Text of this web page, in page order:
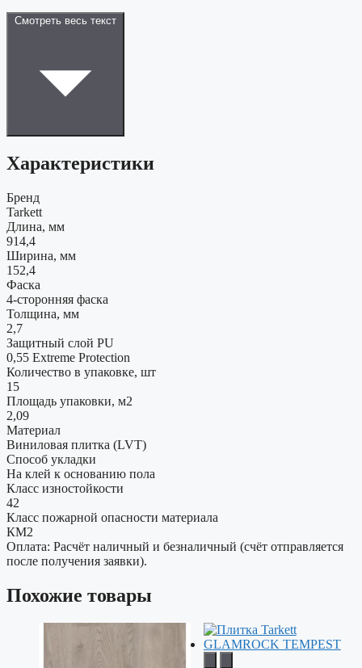
Смотреть весь текст
Характеристики
Бренд
Tarkett
Длина, мм
914,4
Ширина, мм
152,4
Фаска
4-сторонняя фаска
Толщина, мм
2,7
Защитный слой PU
0,55 Extreme Protection
Количество в упаковке, шт
15
Площадь упаковки, м2
2,09
Материал
Виниловая плитка (LVT)
Способ укладки
На клей к основанию пола
Класс изностойкости
42
Класс пожарной опасности материала
КМ2
Оплата: Расчёт наличный и безналичный (счёт отправляется
после получения заявки).
Похожие товары